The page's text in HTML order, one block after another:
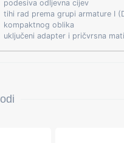
podesiva odljevna cijev
tihi rad prema grupi armature I
kompaktnog oblika
uključeni adapter i pričvrsna